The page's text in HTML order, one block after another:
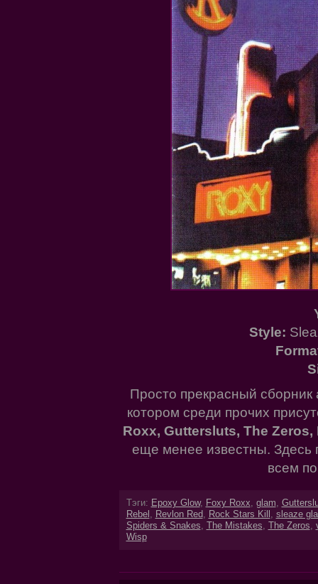
Style:
Просто прекрасный сборник
котором среди прочих
Roxx, Guttersluts, The Zeros,
еще менее известны. Здесь
всем
Тэги: Epoxy Glow, Foxy Roxx glam
Rebel
Revlon Red Rock Stars Kill
sleaze
Spiders & Snakes
The Mistakes The Zeros
Wisp